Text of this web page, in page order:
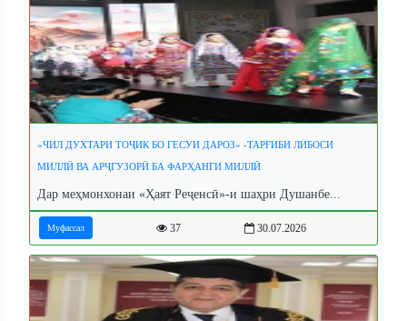
«ЧИЛ ДУХТАРИ ТОҶИК БО ГЕСУИ ДАРОЗ» -ТАРҒИБИ ЛИБОСИ
МИЛЛӢ ВА АРҶГУЗОРӢ БА ФАРҲАНГИ МИЛЛӢ
Дар меҳмонхонаи «Ҳаят Реҷенсӣ»-и шаҳри Душанбе...
Муфассал 37 30.07.2026